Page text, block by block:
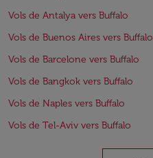
Vols de Antalya vers Buffalo
Vols de Buenos Aires vers Buffalo
Vols de Barcelone vers Buffalo
Vols de Bangkok vers Buffalo
Vols de Naples vers Buffalo
Vols de Tel-Aviv vers Buffalo